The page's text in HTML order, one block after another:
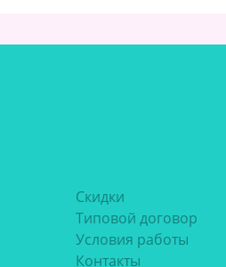
Скидки
Типовой договор
Условия работы
Контакты